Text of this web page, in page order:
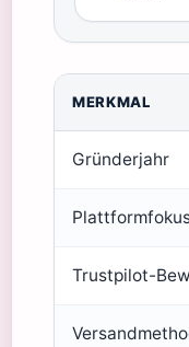
MERKMAL
Gründerjahr
Trustpilot-